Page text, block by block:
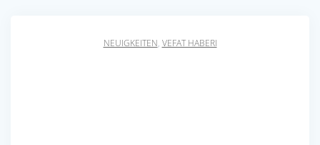
NEUIGKEITEN, VEFAT HABERI